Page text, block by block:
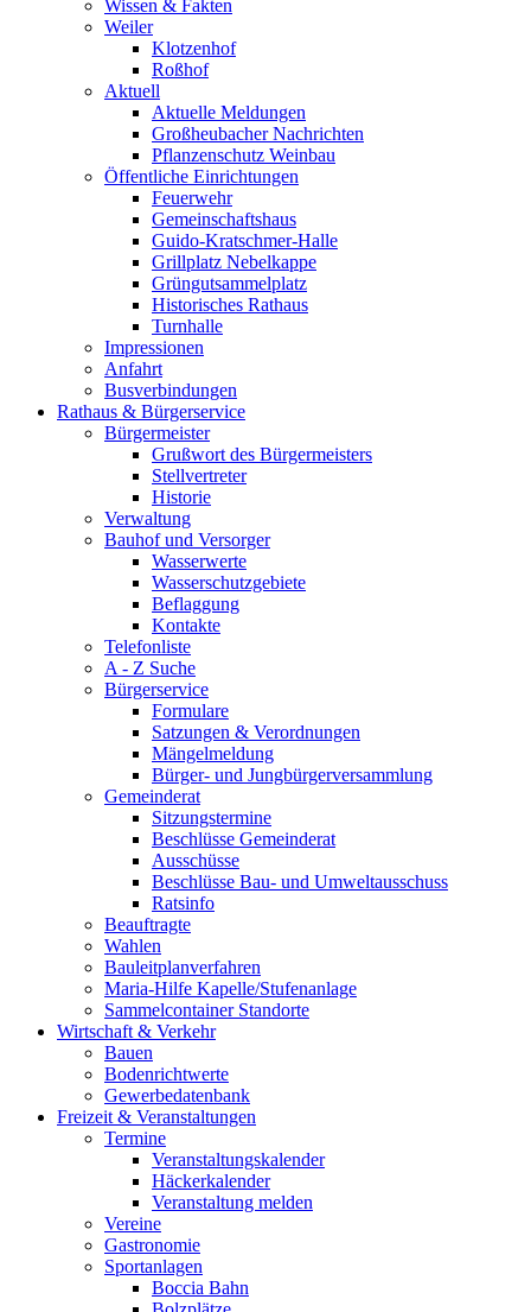
Wissen & Fakten
Weiler
Klotzenhof
Roßhof
Aktuell
Aktuelle Meldungen
Großheubacher Nachrichten
Pflanzenschutz Weinbau
Öffentliche Einrichtungen
Feuerwehr
Gemeinschaftshaus
Guido-Kratschmer-Halle
Grillplatz Nebelkappe
Grüngutsammelplatz
Historisches Rathaus
Turnhalle
Impressionen
Anfahrt
Busverbindungen
Rathaus & Bürgerservice
Bürgermeister
Grußwort des Bürgermeisters
Stellvertreter
Historie
Verwaltung
Bauhof und Versorger
Wasserwerte
Wasserschutzgebiete
Beflaggung
Kontakte
Telefonliste
A - Z Suche
Bürgerservice
Formulare
Satzungen & Verordnungen
Mängelmeldung
Bürger- und Jungbürgerversammlung
Gemeinderat
Sitzungstermine
Beschlüsse Gemeinderat
Ausschüsse
Beschlüsse Bau- und Umweltausschuss
Ratsinfo
Beauftragte
Wahlen
Bauleitplanverfahren
Maria-Hilfe Kapelle/Stufenanlage
Sammelcontainer Standorte
Wirtschaft & Verkehr
Bauen
Bodenrichtwerte
Gewerbedatenbank
Freizeit & Veranstaltungen
Termine
Veranstaltungskalender
Häckerkalender
Veranstaltung melden
Vereine
Gastronomie
Sportanlagen
Boccia Bahn